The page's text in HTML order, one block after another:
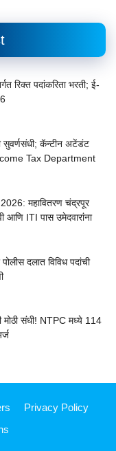
रिक्त पदांकरिता भरती; ई-
सुवर्णसंधी; कॅन्टीन अटेंडंट
Tax Department
महावितरण चंद्रपूर
आणि ITI पास उमेदवारांना
दलात विविध पदांची
संधी! NTPC मध्ये 114
Privacy Policy